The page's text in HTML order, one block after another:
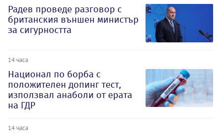
Радев проведе разговор с
британския външен министър
за сигурността
14 часа
Национал по борба с
положителен допинг тест,
използвал анаболи от ерата
на ГДР
14 часа